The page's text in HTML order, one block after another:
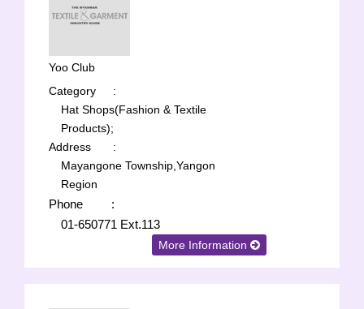
Yoo Club
Category
:
Hat Shops(Fashion & Textile
Products);
Address
:
Mayangone Township,Yangon
Region
Phone
:
01-650771 Ext.113
More Information